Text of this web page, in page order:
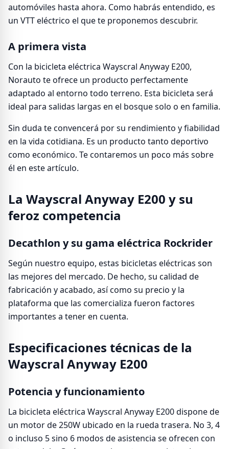
automóviles hasta ahora. Como habrás entendido, es
un VTT eléctrico el que te proponemos descubrir.
A primera vista
Con la bicicleta eléctrica Wayscral Anyway E200,
Norauto te ofrece un producto perfectamente
adaptado al entorno todo terreno. Esta bicicleta será
ideal para salidas largas en el bosque solo o en familia.
Sin duda te convencerá por su rendimiento y fiabilidad
en la vida cotidiana. Es un producto tanto deportivo
como económico. Te contaremos un poco más sobre
él en este artículo.
La Wayscral Anyway E200 y su
feroz competencia
Decathlon y su gama eléctrica Rockrider
Según nuestro equipo, estas bicicletas eléctricas son
las mejores del mercado. De hecho, su calidad de
fabricación y acabado, así como su precio y la
plataforma que las comercializa fueron factores
importantes a tener en cuenta.
Especificaciones técnicas de la
Wayscral Anyway E200
Potencia y funcionamiento
La bicicleta eléctrica Wayscral Anyway E200 dispone de
un motor de 250W ubicado en la rueda trasera. No 3, 4
o incluso 5 sino 6 modos de asistencia se ofrecen con